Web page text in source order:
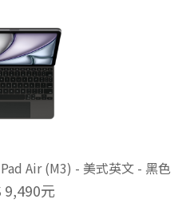
Air (M3) - 美式英文 - 黑色
9,490元